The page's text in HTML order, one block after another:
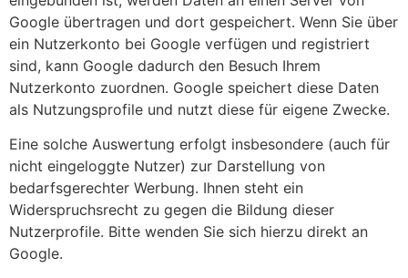
Google übertragen und dort gespeichert. Wenn Sie über
ein Nutzerkonto bei Google verfügen und registriert
sind, kann Google dadurch den Besuch Ihrem
Nutzerkonto zuordnen. Google speichert diese Daten
als Nutzungsprofile und nutzt diese für eigene Zwecke.
Eine solche Auswertung erfolgt insbesondere (auch für
nicht eingeloggte Nutzer) zur Darstellung von
bedarfsgerechter Werbung. Ihnen steht ein
Widerspruchsrecht zu gegen die Bildung dieser
Nutzerprofile. Bitte wenden Sie sich hierzu direkt an
Google.